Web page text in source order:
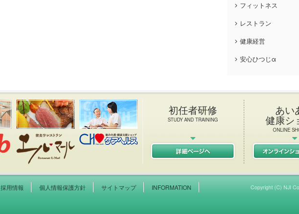
フィットネス
レストラン
健康経営
安心ひつじα
健院 エルキューブ L-CUBイタリアン＆フレンチレストラン エルマール L-MARL
初任者研修
STUDY AND TRAINING
初任者研修
あい
健康シ
ONLINE
採用情報 個人情報保護方針 サイトマップ INFORMATION Copyright (C) NJI